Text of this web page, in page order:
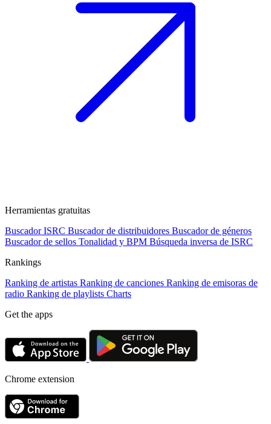
Herramientas gratuitas
Buscador ISRC Buscador de distribuidores Buscador de géneros
Buscador de sellos Tonalidad y BPM Búsqueda inversa de ISRC
Rankings
Ranking de artistas Ranking de canciones Ranking de emisoras de
radio Ranking de playlists Charts
Get the apps
Chrome extension